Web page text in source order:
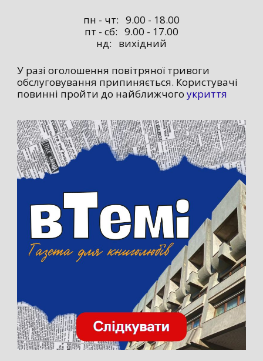
пн - чт: 9.00 - 18.00
пт - сб: 9.00 - 17.00
нд: вихідний
У разі оголошення повітряної тривоги
обслуговування припиняється. Користувачі
повинні пройти до найближчого укриття